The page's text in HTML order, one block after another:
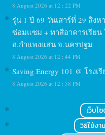
8 August 2026 at 12 : 22 PM
รุ่น 1 ปี 69 วันเสาร์ที่ 29 สิง
ซ่อมแซม + ทาสีอาคารเรียน
อ.กำแพงแสน จ.นครปฐม
8 August 2026 at 12 : 44 PM
Saving Energy 101 @ โรงเ
8 August 2026 at 12 : 58 PM
เว็บไ
วิธีใช้ง